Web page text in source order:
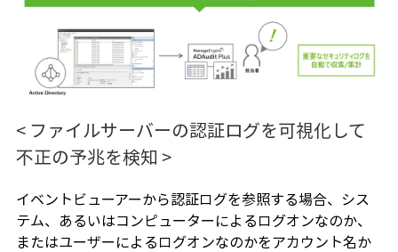
< ファイルサーバーの認証ログを可視化して
不正の予兆を検知 >
イベントビューアーから認証ログを参照する場合、シス
テム、あるいはコンピューターによるログオンなのか、
またはユーザーによるログオンなのかをアカウント名か